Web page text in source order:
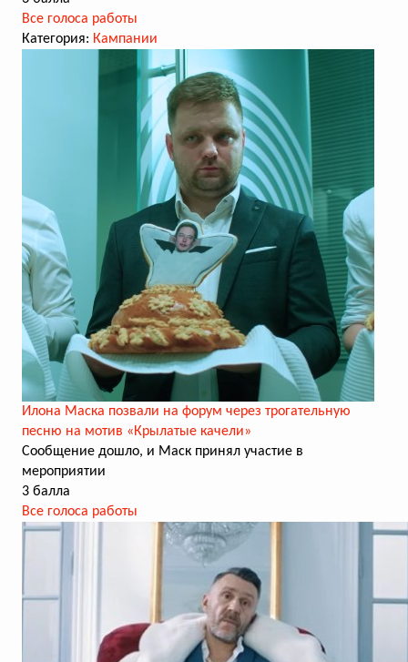
Все голоса работы
Категория: Кампании
Илона Маска позвали на форум через трогательную
песню на мотив «Крылатые качели»
Сообщение дошло, и Маск принял участие в
мероприятии
3 балла
Все голоса работы